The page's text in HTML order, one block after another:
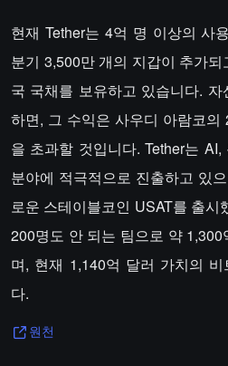
현재 Tether는 4억 명 이상의 사
분기 3,500만 개의 지갑이 추가
국 국채를 보유하고 있습니다.
하면, 그 수익은 사우디 아람코의
을 초과할 것입니다. Tether는
분야에 적극적으로 진출하고 있
로운 스테이블코인 USAT를 출시
200명도 안 되는 팀으로 약
며, 현재 1,140억 달러 가치의
다.
원천